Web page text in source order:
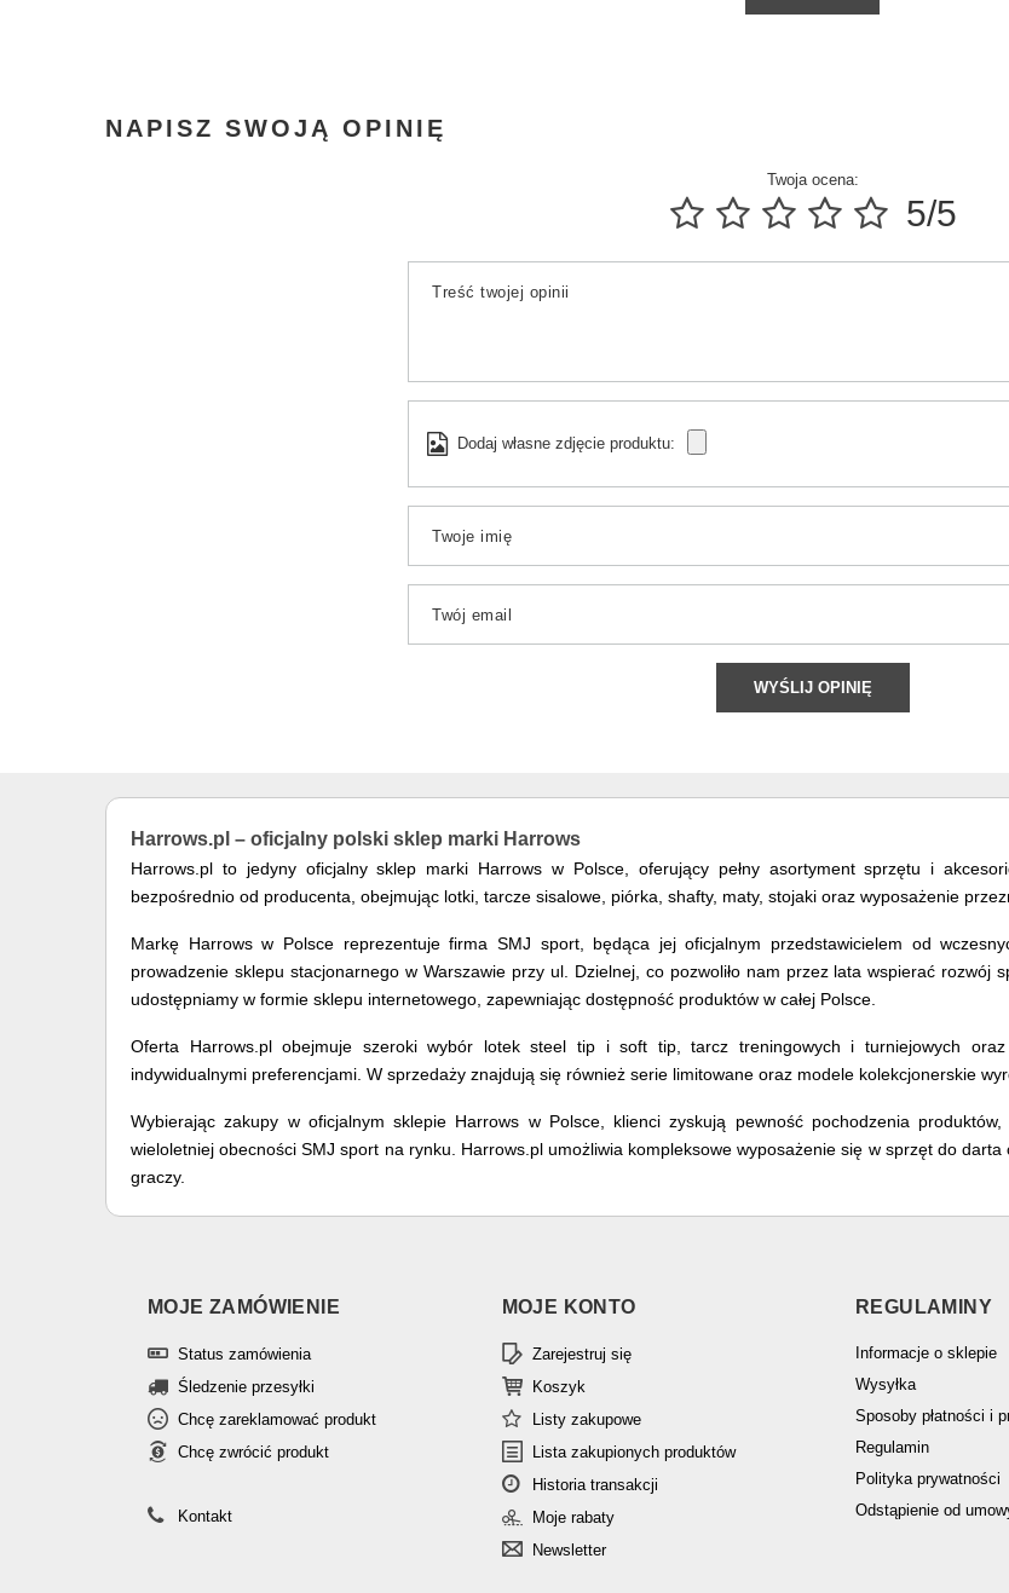
NAPISZ SWOJĄ OPINIĘ
Twoja ocena:
5/5
Treść twojej opinii
Dodaj własne zdjęcie produktu:
Twoje imię
Twój email
WYŚLIJ OPINIĘ
Harrows.pl – oficjalny polski sklep marki Harrows
Harrows.pl to jedyny oficjalny sklep marki Harrows w Polsce, oferujący pełny asortyment sprzętu i
bezpośrednio od producenta, obejmując lotki, tarcze sisalowe, piórka, shafty, maty, stojaki oraz wyposażenie
Markę Harrows w Polsce reprezentuje firma SMJ sport, będąca jej oficjalnym przedstawicielem od
prowadzenie sklepu stacjonarnego w Warszawie przy ul. Dzielnej, co pozwoliło nam przez lata wspierać rozwój
udostępniamy w formie sklepu internetowego, zapewniając dostępność produktów w całej Polsce.
Oferta Harrows.pl obejmuje szeroki wybór lotek steel tip i soft tip, tarcz treningowych i turniejowych
indywidualnymi preferencjami. W sprzedaży znajdują się również serie limitowane oraz modele kolekcjonerskie
Wybierając zakupy w oficjalnym sklepie Harrows w Polsce, klienci zyskują pewność pochodzenia
wieloletniej obecności SMJ sport na rynku. Harrows.pl umożliwia kompleksowe wyposażenie się w sprzęt do
graczy.
MOJE ZAMÓWIENIE
Status zamówienia
Śledzenie przesyłki
Chcę zareklamować produkt
Chcę zwrócić produkt
Kontakt
MOJE KONTO
Zarejestruj się
Koszyk
Listy zakupowe
Lista zakupionych produktów
Historia transakcji
Moje rabaty
Newsletter
REGULAMINY
Informacje o sklepie
Wysyłka
Sposoby płatności i
Regulamin
Polityka prywatności
Odstąpienie od